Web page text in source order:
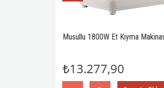
Musullu 1800W Et Kıyma Makinası
₺13.277,90